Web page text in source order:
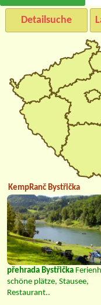
Detailsuche
KempRanč Bystřička
přehrada Bystřička
schöne plätze, Stausee,
Restaurant..